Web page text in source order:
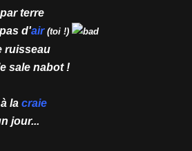
terre
d'air (toi !)
ruisseau
sale nabot !
la craie
jour...